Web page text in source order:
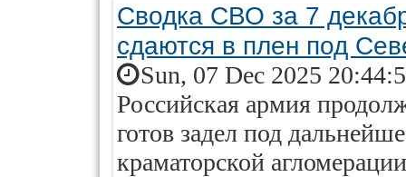
Сводка СВО за 7
сдаются в плен под
Sun, 07 Dec 2025
Российская армия
готов задел под
краматорской